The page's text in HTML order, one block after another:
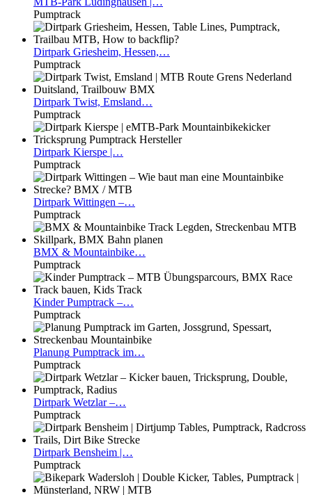
Pumptrack
Dirtpark Griesheim, Hessen,…
Pumptrack
Dirtpark Twist, Emsland…
Pumptrack
Dirtpark Kierspe |…
Pumptrack
Dirtpark Wittingen –…
Pumptrack
BMX & Mountainbike…
Pumptrack
KinderPumptrack –…
Pumptrack
Planung Pumptrack im…
Pumptrack
Dirtpark Wetzlar –…
Pumptrack
Dirtpark Bensheim |…
Pumptrack